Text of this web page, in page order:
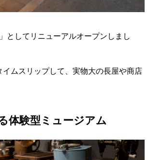
としてリニューアルオープンしまし
ムスリップして、実物大の長屋や商店
体験型ミュージアム